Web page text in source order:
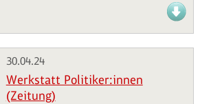
30.04.24
Werkstatt Politiker:innen
(Zeitung)